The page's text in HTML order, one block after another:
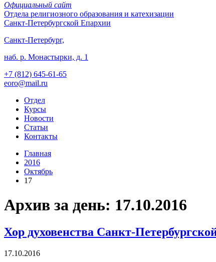
Официальный сайт
Отдела религиозного образования и катехизации
Санкт-Петербургской Епархии
Санкт-Петербург,
наб. р. Монастырки, д. 1
+7 (812) 645-61-65
eoro@mail.ru
Отдел
Курсы
Новости
Статьи
Контакты
Главная
2016
Октябрь
17
Архив за день: 17.10.2016
Хор духовенства Санкт-
17.10.2016